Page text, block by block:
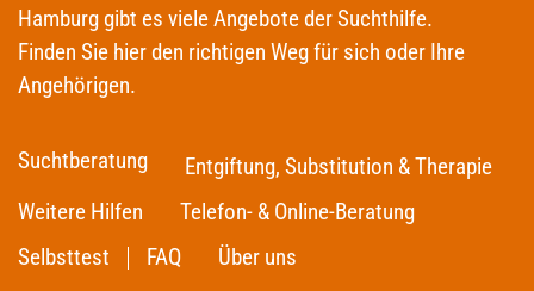
Hamburg gibt es viele Angebote der Suchthilfe.
Finden Sie hier den richtigen Weg für sich oder Ihre
Angehörigen.
Suchtberatung
Entgiftung, Substitution & Therapie
Weitere Hilfen
Telefon- & Online-Beratung
Selbsttest
FAQ
Über uns